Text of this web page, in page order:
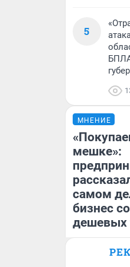
5
МНЕНИЕ
мешке»:
самом
бизнес
дешевых